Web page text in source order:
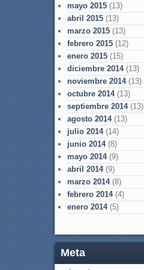
mayo 2015(13)
abril 2015(13)
marzo 2015(13)
febrero 2015(12)
enero 2015(15)
diciembre 2014(13)
noviembre 2014(13)
octubre 2014(13)
septiembre 2014(13)
agosto 2014(13)
julio 2014(14)
junio 2014(8)
mayo 2014(9)
abril 2014(9)
marzo 2014(8)
febrero 2014(4)
enero 2014(5)
Meta